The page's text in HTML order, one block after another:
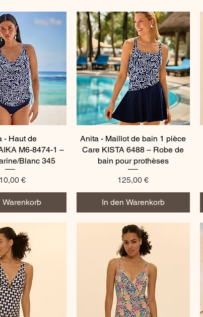
- Haut de
M6-8474-1 –
Blanc 345
€
Warenkorb
Schnellansicht
Anita - Maillot de bain 1 pièce
Care KISTA 6488 – Robe de
bain pour prothèses
Preis
125,00 €
In den Warenkorb